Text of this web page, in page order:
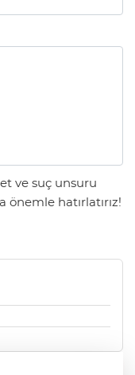
ve suç unsuru
hatırlatırız!